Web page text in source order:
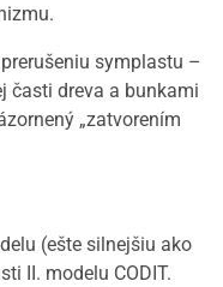
symplastu –
časti dreva a bunkami
„zatvorením
(ešte silnejšiu ako
II. modelu CODIT.